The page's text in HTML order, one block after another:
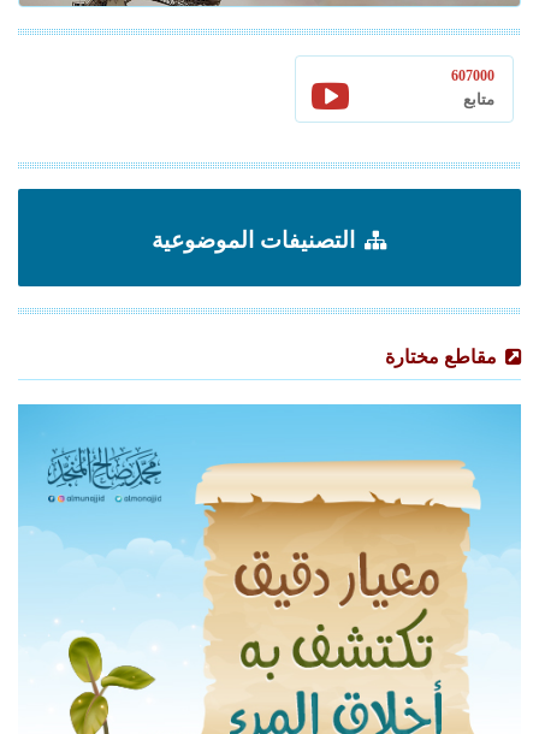
607000
متابع
التصنيفات الموضوعية
مقاطع مختارة